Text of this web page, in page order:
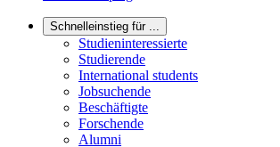
Schnelleinstieg für ...
Studieninteressierte
Studierende
International students
Jobsuchende
Beschäftigte
Forschende
Alumni